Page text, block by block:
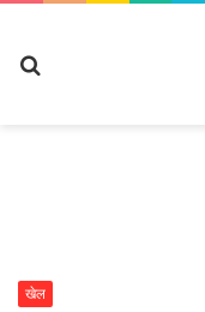
खेल